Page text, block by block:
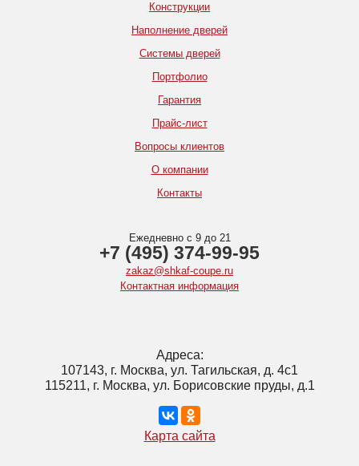
Конструкции
Наполнение дверей
Системы дверей
Портфолио
Гарантия
Прайс-лист
Вопросы клиентов
О компании
Контакты
Ежедневно с 9 до 21
+7 (495) 374-99-95
zakaz@shkaf-coupe.ru
Контактная информация
Адреса:
107143, г. Москва, ул. Тагильская, д. 4с1
115211, г. Москва, ул. Борисовские пруды, д.1
Карта сайта